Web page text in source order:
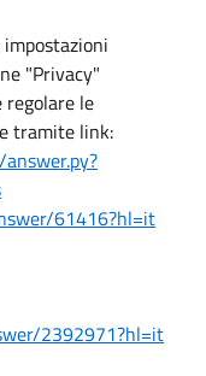
"Privacy"
regolare le
tramite link:
61416?hl=it
2392971?hl=it